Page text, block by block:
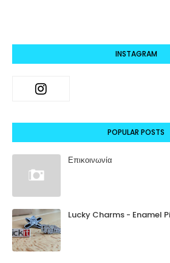
INSTAGRAM
POPULAR POSTS
Επικοινωνία
Lucky Charms - Enamel